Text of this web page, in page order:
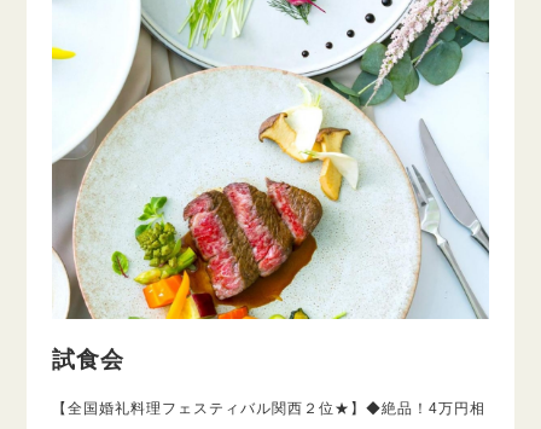
試食会
【全国婚礼料理フェスティバル関西２位★】◆絶品！4万円相